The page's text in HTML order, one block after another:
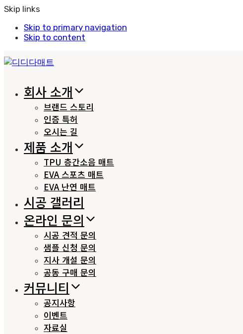
Skip links
Skip to primary navigation
Skip to content
회사 소개
브랜드 스토리
인증 특허
오시는 길
제품 소개
TPU 층간소음 매트
EVA 스포츠 매트
EVA 난연 매트
시공 갤러리
온라인 문의
시공 견적 문의
샘플 신청 문의
지사 개설 문의
공동 구매 문의
커뮤니티
공지사항
이벤트
자료실